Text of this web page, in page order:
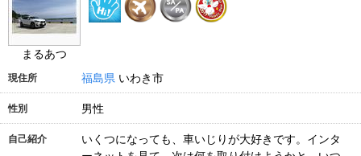
まるあつ
現住所 福島県 いわき市
性別 男性
自己紹介
いくつになっても、車いじりが大好きです。インタ